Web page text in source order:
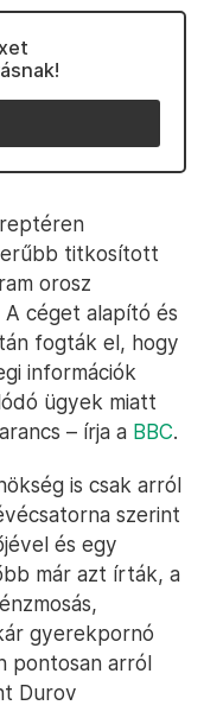
titkosított
orosz
céget alapító és
fogták el, hogy
információk
ügyek miatt
– írja a BBC.
is csak arról
szerint
és egy
már azt írták, a
gyerekpornó
pontosan arról
Durov